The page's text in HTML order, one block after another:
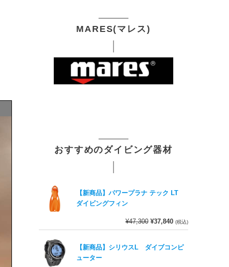
MARES(マレス)
おすすめのダイビング器材
【新商品】パワープラナ テック LT
ダイビングフィン
¥47,300 ¥37,840 (税込)
【新商品】シリウスL ダイブコンピ
ューター